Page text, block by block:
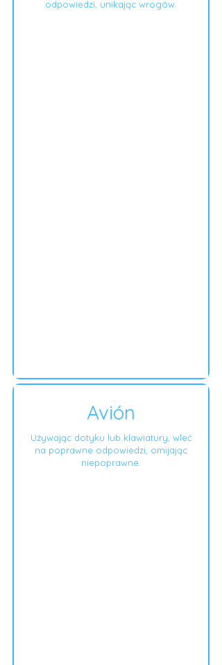
odpowiedzi, unikając wrogów.
Avión
Używając dotyku lub klawiatury, wleć
na poprawne odpowiedzi, omijając
niepoprawne.